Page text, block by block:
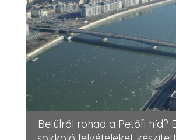
Belülről rohad a Petőfi híd?